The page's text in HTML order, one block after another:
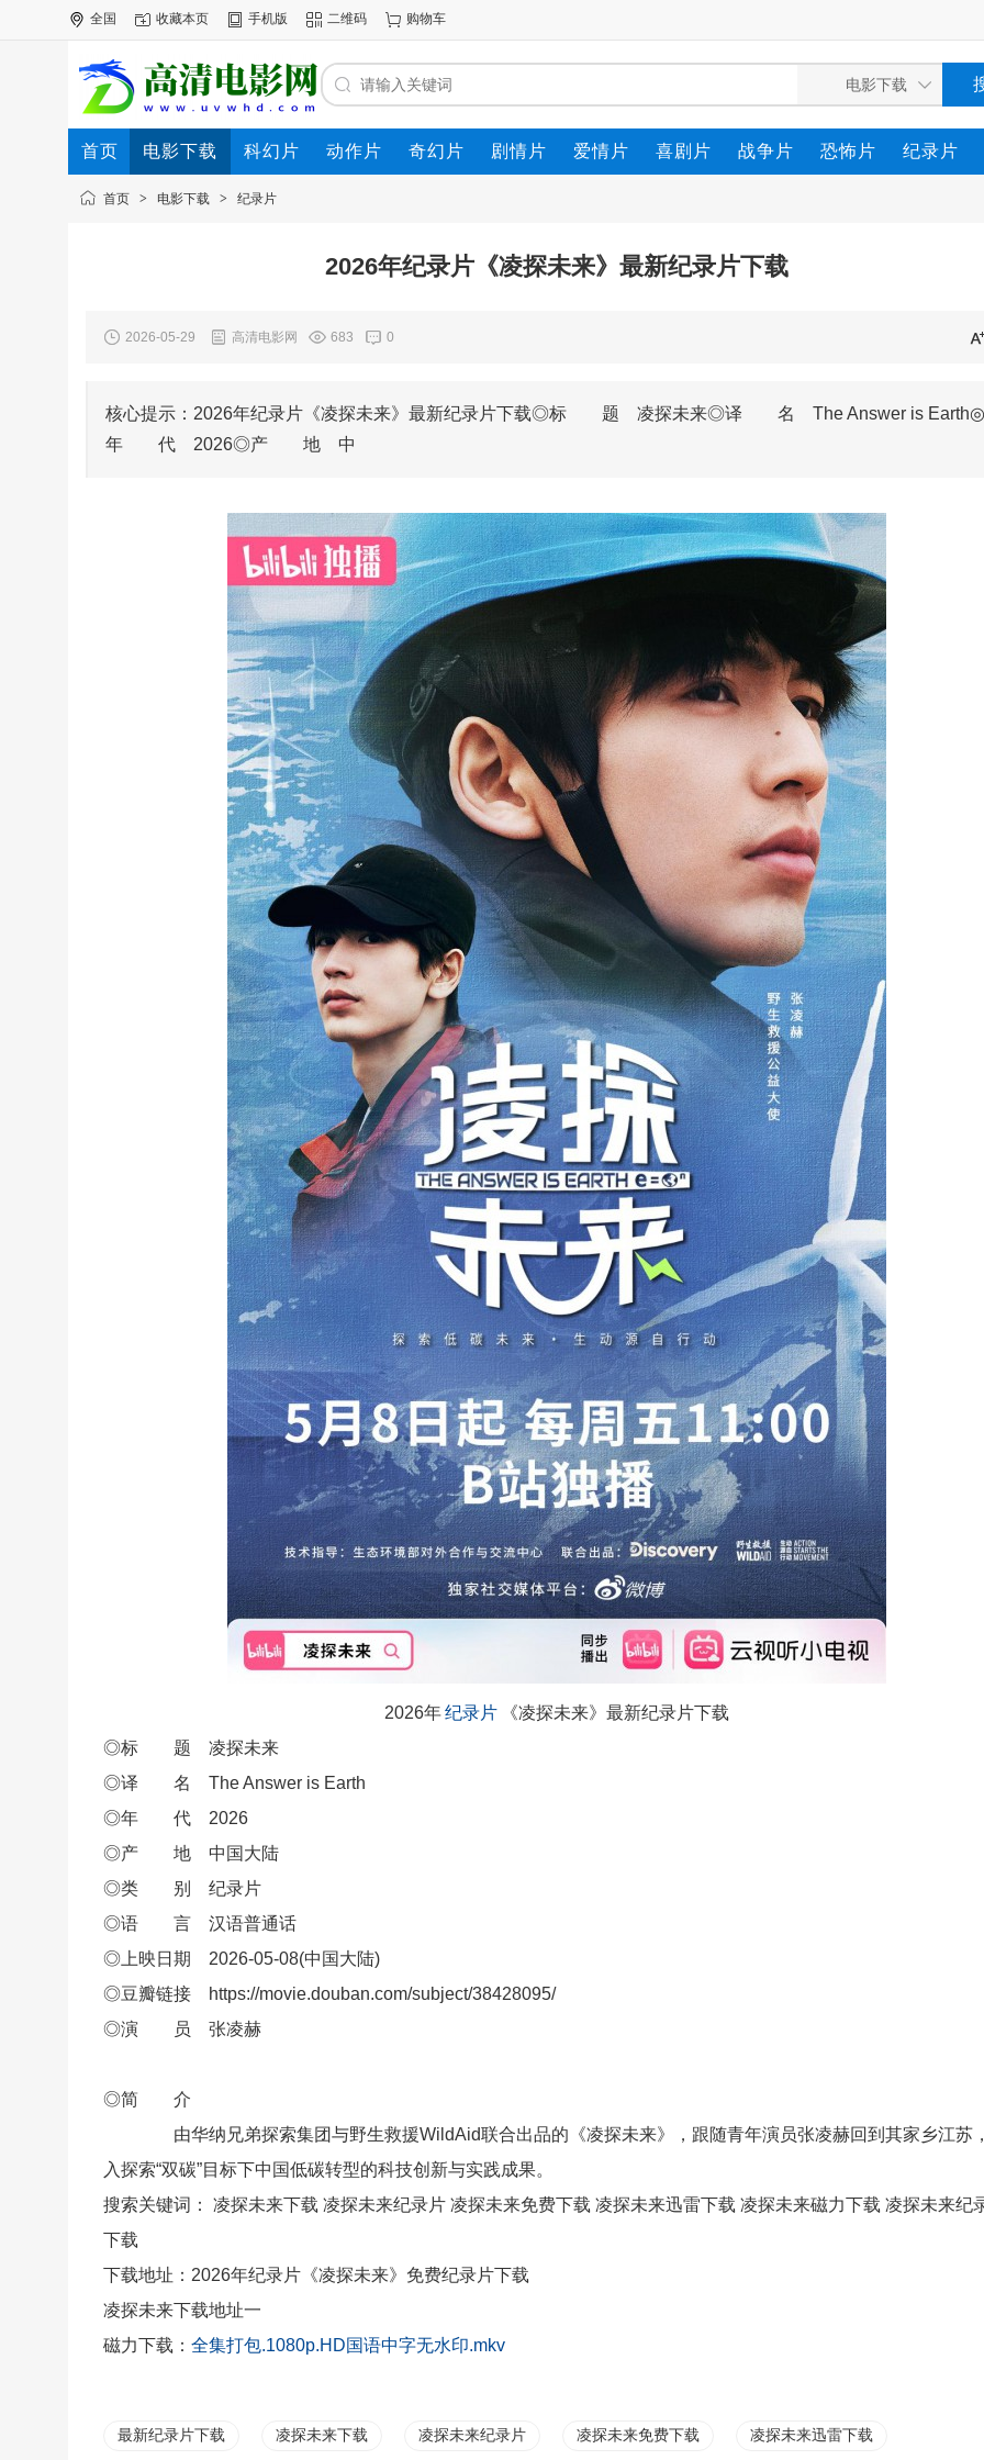
全国 收藏本页 手机版 二维码 购物车
首页 电影下载 科幻片 动作片 奇幻片 剧情片 爱情片 喜剧片 战争片 恐怖片 纪录片
电影专题 下载帮助
首页 > 电影下载 > 纪录片
2026年纪录片《凌探未来》最新纪录片下载
2026-05-29 高清电影网 683 0
核心提示：2026年纪录片《凌探未来》最新纪录片下载◎标 题 凌探未来◎译 名 The Answer is Earth◎
年 代 2026◎产 地 中
2026年纪录片
《凌探未来》最新纪录片下载
◎标 题 凌探未来
◎译 名 The Answer is Earth
◎年 代 2026
◎产 地 中国大陆
◎类 别 纪录片
◎语 言 汉语普通话
◎上映日期 2026-05-08(中国大陆)
◎豆瓣链接 https://movie.douban.com/subject/38428095/
◎演 员 张凌赫
◎简 介
由华纳兄弟探索集团与野生救援WildAid联合出品的《凌探未来》，跟随青年演员张凌赫回到其家乡江苏
入探索“双碳”目标下中国低碳转型的科技创新与实践成果。
搜索关键词： 凌探未来下载 凌探未来纪录片 凌探未来免费下载 凌探未来迅雷下载 凌探未来磁力下载 凌探未来纪
下载
下载地址：2026年纪录片《凌探未来》免费纪录片下载
凌探未来下载地址一
磁力下载： 全集打包.1080p.HD国语中字无水印.mkv
最新纪录片下载 凌探未来下载 凌探未来纪录片 凌探未来免费下载 凌探未来迅雷下载